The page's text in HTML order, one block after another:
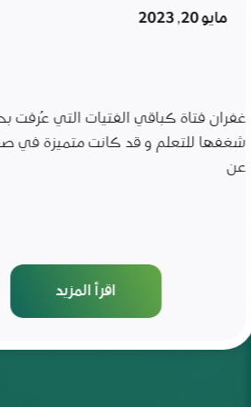
فبراير 6, 2023
ناصر الحسين طالب من منطقة ريف
قرية بالحريج منقطع عن التعليم لمدة
استهدافه ضمن حملة
اقرأ المزيد